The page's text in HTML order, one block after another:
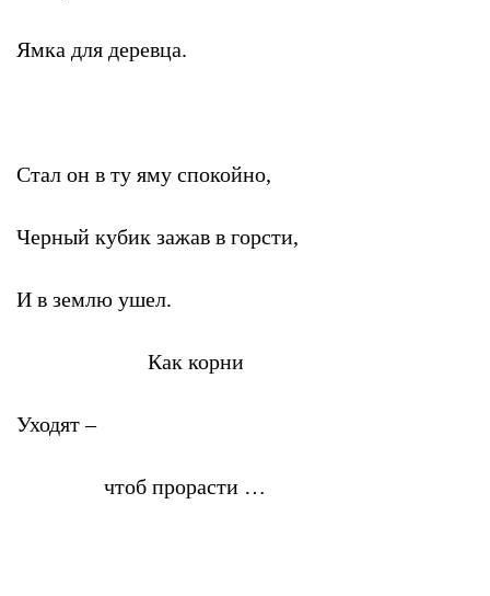
Ямка для деревца.
Стал он в ту яму спокойно,
Черный кубик зажав в горсти,
И в землю ушел.
Как корни
Уходят –
чтоб прорасти …